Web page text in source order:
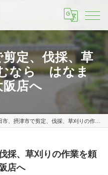
定、伐採、草
なら はなま
阪店へ
、摂津市で剪定、伐採、草刈りの作業を頼むなら はなまる造園大阪店へ
採、草刈りの作業を頼
店へ